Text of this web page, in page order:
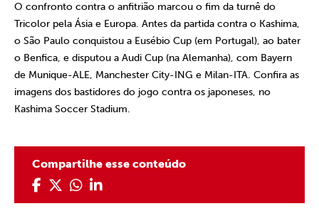
O confronto contra o anfitrião marcou o fim da turnê do
Tricolor pela Ásia e Europa. Antes da partida contra o Kashima,
o São Paulo conquistou a Eusébio Cup (em Portugal), ao bater
o Benfica, e disputou a Audi Cup (na Alemanha), com Bayern
de Munique-ALE, Manchester City-ING e Milan-ITA. Confira as
imagens dos bastidores do jogo contra os japoneses, no
Kashima Soccer Stadium.
Compartilhe esse conteúdo